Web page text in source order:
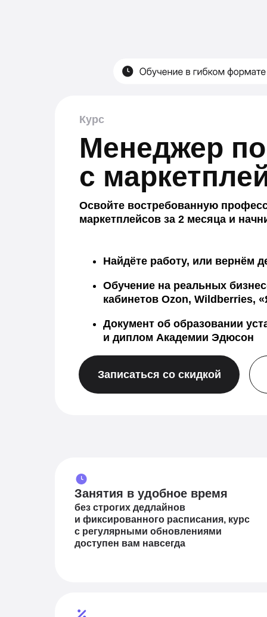
Менеджер
с
Найдёте работу, или вернём
Обучение на реальных
кабинетов Ozon, Wildberries,
Документ об образовании
и диплом Академии Эдюсон
Освойте востребованную
маркетплейсов за 2 месяца и
Курс
Записаться со скидкой
Занятия в удобное время
без строгих дедлайнов
и фиксированного расписания, курс
с регулярными обновлениями
доступен вам навсегда